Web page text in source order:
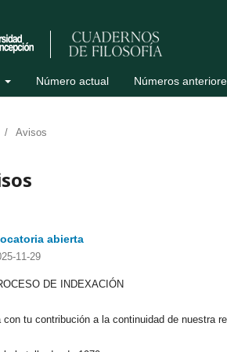
Número actual Números
/ Avisos
abierta
11-29
DE INDEXACIÓN
con tu contribución a la continuidad de nuestra